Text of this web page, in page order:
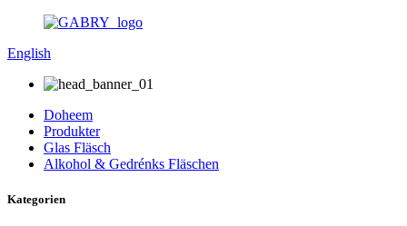
English
Doheem
Produkter
Glas Fläsch
Alkohol & Gedrénks Fläschen
Kategorien